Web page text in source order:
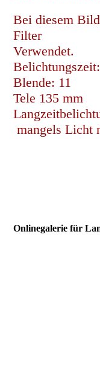
Bei diesem
Filter
Verwendet.
Blende: 11
Tele 135 mm
mangels Licht
Onlinegalerie für